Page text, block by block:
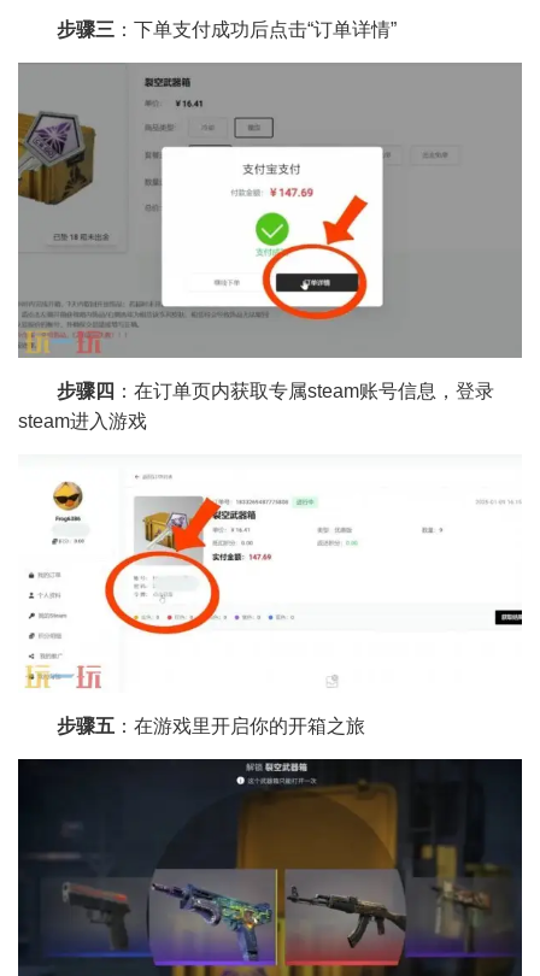
步骤三 ：下单支付成功后点击“订单详情”
步骤四 ：在订单页内获取专属steam账号信息，登录
steam进入游戏
步骤五 ：在游戏里开启你的开箱之旅